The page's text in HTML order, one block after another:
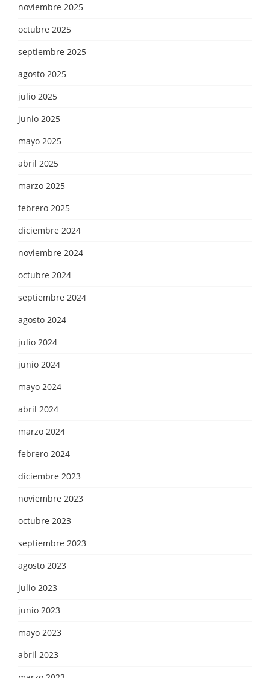
noviembre 2025
octubre 2025
septiembre 2025
agosto 2025
julio 2025
junio 2025
mayo 2025
abril 2025
marzo 2025
febrero 2025
diciembre 2024
noviembre 2024
octubre 2024
septiembre 2024
agosto 2024
julio 2024
junio 2024
mayo 2024
abril 2024
marzo 2024
febrero 2024
diciembre 2023
noviembre 2023
octubre 2023
septiembre 2023
agosto 2023
julio 2023
junio 2023
mayo 2023
abril 2023